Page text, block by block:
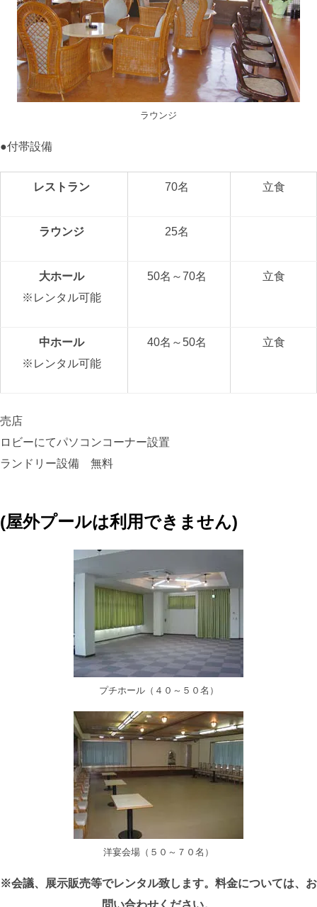
ラウンジ
●付帯設備
レストラン 70名 立食
ラウンジ 25名
大ホール
※レンタル可能
50名～70名 立食
中ホール
※レンタル可能
40名～50名 立食
売店
ロビーにてパソコンコーナー設置
ランドリー設備 無料
(屋外プールは利用できません)
プチホール（４０～５０名）
洋宴会場（５０～７０名）
※会議、展示販売等でレンタル致します。料金については、お
問い合わせください。